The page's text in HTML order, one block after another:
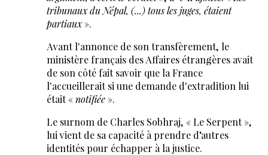
tribunaux du Népal, (...) tous les juges, étaient
partiaux».
Avant l'annonce de son transfèrement, le
ministère français des Affaires étrangères avait
de son côté fait savoir que la France
l'accueillerait si une demande d'extradition lui
était «notifiée».
Le surnom de Charles Sobhraj, « Le Serpent »,
lui vient de sa capacité à prendre d’autres
identités pour échapper à la justice.